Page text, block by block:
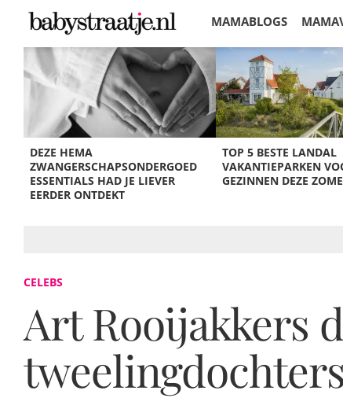
MAMABLOGS
KORTINGEN
DEZE HEMA
ZWANGERSCHAPSONDERGOED
ESSENTIALS HAD JE LIEVER
EERDER ONTDEKT
TOP 5 BESTE LANDAL
VAKANTIEPARKEN
GEZINNEN DEZE
CELEBS
Art Rooijakkers
tweelingdochters